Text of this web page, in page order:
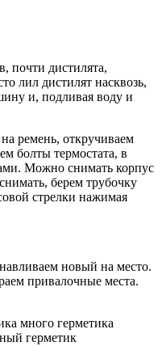
почти дистилята,
лил дистилят насквозь,
и, подливая воду и
ремень, откручиваем
болты термостата, в
Можно снимать корпус
берем трубочку
стрелки нажимая
новый на место.
привалочные места.
много герметика
герметик